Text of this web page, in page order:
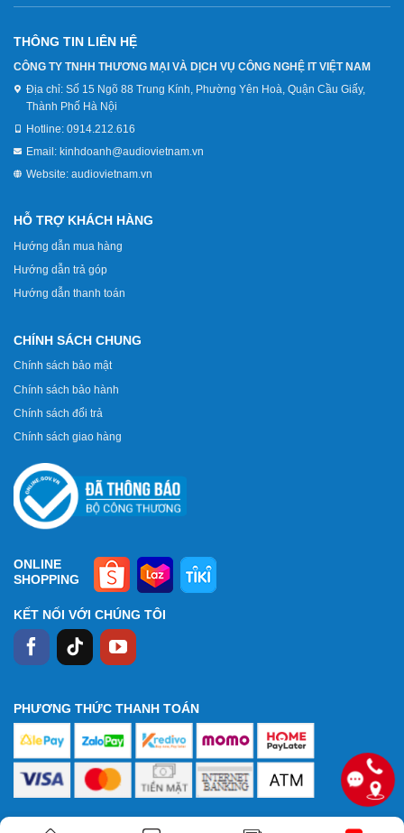
THÔNG TIN LIÊN HỆ
CÔNG TY TNHH THƯƠNG MẠI VÀ DỊCH VỤ CÔNG NGHỆ IT VIỆT NAM
Địa chỉ: Số 15 Ngõ 88 Trung Kính, Phường Yên Hoà, Quận Cầu Giấy,
Thành Phố Hà Nội
Hotline: 0914.212.616
Email: kinhdoanh@audiovietnam.vn
Website: audiovietnam.vn
HỖ TRỢ KHÁCH HÀNG
Hướng dẫn mua hàng
Hướng dẫn trả góp
Hướng dẫn thanh toán
CHÍNH SÁCH CHUNG
Chính sách bảo mật
Chính sách bảo hành
Chính sách đổi trả
Chính sách giao hàng
ONLINE
SHOPPING
KẾT NỐI VỚI CHÚNG TÔI
PHƯƠNG THỨC THANH TOÁN